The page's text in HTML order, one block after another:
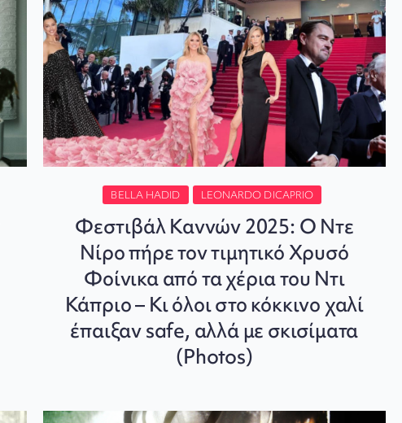
BELLA HADID LEONARDO DICAPRIO
Φεστιβάλ Καννών 2025: Ο Ντε
Νίρο πήρε τον τιμητικό Χρυσό
Φοίνικα από τα χέρια του Ντι
Κάπριο – Κι όλοι στο κόκκινο χαλί
έπαιξαν safe, αλλά με σκισίματα
(Photos)